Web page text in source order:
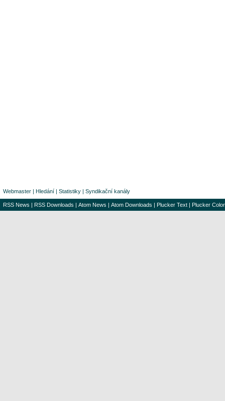
Webmaster | Hledání | Statistiky | Syndikační kanály
RSS News | RSS Downloads | Atom News | Atom Downloads | Plucker Text | Plucker Color